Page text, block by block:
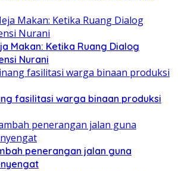
Makan: Ketika Ruang Dialog
Nurani
fasilitasi warga binaan produksi
penerangan jalan guna